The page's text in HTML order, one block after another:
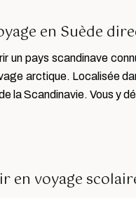
en Suède
un pays scandinave
arctique. Localisée
la Scandinavie. Vous y
en voyage